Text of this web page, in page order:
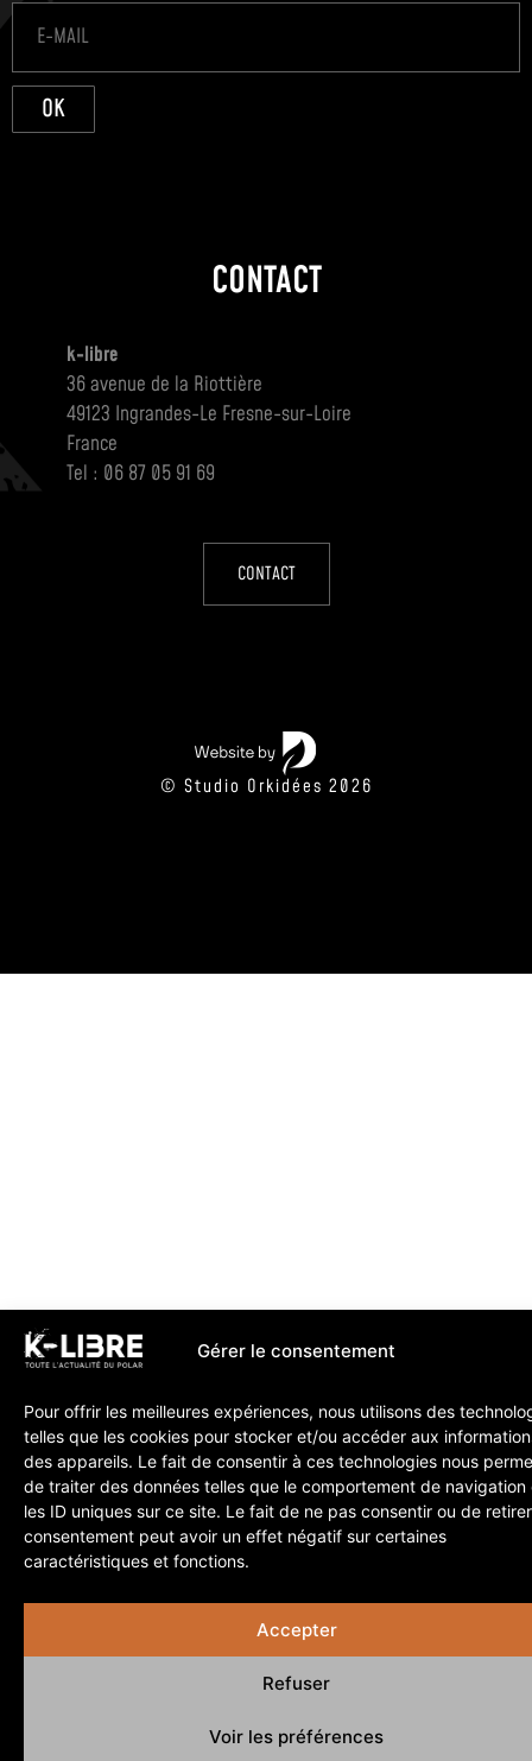
Gérer le consentement
Pour offrir les meilleures expériences, nous utilisons des
telles que les cookies pour stocker et/ou accéder aux
des appareils. Le fait de consentir à ces technologies nous
de traiter des données telles que le comportement de navigation
les ID uniques sur ce site. Le fait de ne pas consentir ou de
consentement peut avoir un effet négatif sur certaines
caractéristiques et fonctions.
Accepter
Refuser
Voir les préférences
OK
CONTACT
k-libre
36 avenue de la Riottière
49123 Ingrandes-Le Fresne-sur-Loire
France
Tel : 06 87 05 91 69
CONTACT
© Studio Orkidées 2026